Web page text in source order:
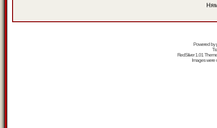
Powered by
RedSilver 1.01
Images were